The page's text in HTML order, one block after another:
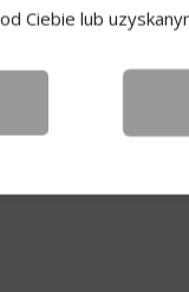
warto wiedzieć?
Ciebie lub